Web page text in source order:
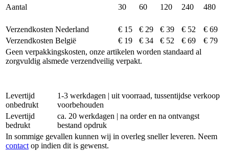
Aantal
30 60 120 240 480
Verzendkosten Nederland € 15 € 29 € 39 € 52
€ 69
Verzendkosten België
€ 19 € 34 € 52 € 69
€ 79
Geen verpakkingskosten, onze artikelen worden standaard al
zorgvuldig alsmede verzendveilig verpakt.
Levertijd
onbedrukt
1-3 werkdagen | uit voorraad, tussentijdse verkoop
voorbehouden
Levertijd
bedrukt
ca. 20 werkdagen | na order en na ontvangst
bestand opdruk
In sommige gevallen kunnen wij in overleg sneller leveren. Neem
contact op indien dit is gewenst.